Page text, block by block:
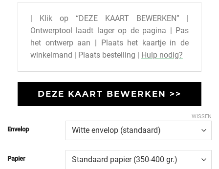
| Klik op “DEZE KAART BEWERKEN” |
Ontwerptool laadt lager op de pagina | Pas
het ontwerp aan | Plaats het kaartje in de
winkelmand | Plaats bestelling |
Hulp nodig?
DEZE KAART BEWERKEN >>
Envelop
Papier
WISSEN